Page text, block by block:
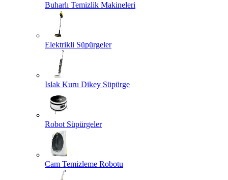
Buharlı Temizlik Makineleri
Elektrikli Süpürgeler
Islak Kuru Dikey Süpürge
Robot Süpürgeler
Cam Temizleme Robotu